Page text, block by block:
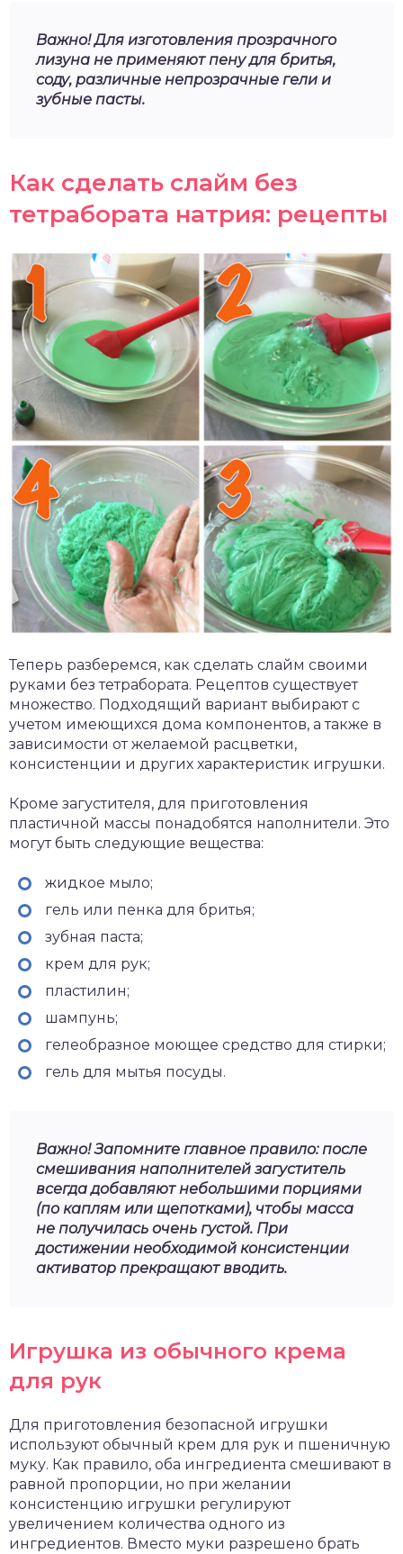
Важно! Для изготовления прозрачного
лизуна не применяют пену для бритья,
соду, различные непрозрачные гели и
зубные пасты.
Как сделать слайм без
тетрабората натрия: рецепты
Теперь разберемся, как сделать слайм своими
руками без тетрабората. Рецептов существует
множество. Подходящий вариант выбирают с
учетом имеющихся дома компонентов, а также в
зависимости от желаемой расцветки,
консистенции и других характеристик игрушки.
Кроме загустителя, для приготовления
пластичной массы понадобятся наполнители. Это
могут быть следующие вещества:
жидкое мыло;
гель или пенка для бритья;
зубная паста;
крем для рук;
пластилин;
шампунь;
гелеобразное моющее средство для стирки;
гель для мытья посуды.
Важно! Запомните главное правило: после
смешивания наполнителей загуститель
всегда добавляют небольшими порциями
(по каплям или щепотками), чтобы масса
не получилась очень густой. При
достижении необходимой консистенции
активатор прекращают вводить.
Игрушка из обычного крема
для рук
Для приготовления безопасной игрушки
используют обычный крем для рук и пшеничную
муку. Как правило, оба ингредиента смешивают в
равной пропорции, но при желании
консистенцию игрушки регулируют
увеличением количества одного из
ингредиентов. Вместо муки разрешено брать